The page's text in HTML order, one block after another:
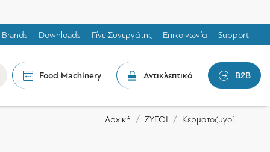
Brands Downloads Γίνε Συνεργάτης Επικοινωνία Support
Food Machinery Αντικλεπτικά B2B
Αρχική ΖΥΓΟΙ Κερματοζυγοί